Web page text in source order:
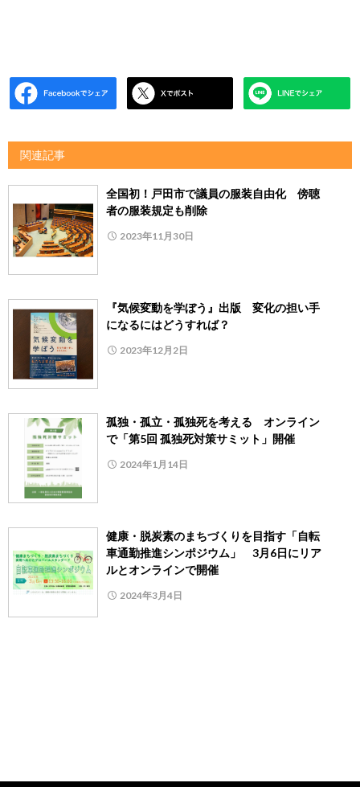
関連記事
全国初！戸田市で議員の服装自由化 傍聴
者の服装規定も削除
2023年11月30日
『気候変動を学ぼう』出版 変化の担い手
になるにはどうすれば？
2023年12月2日
孤独・孤立・孤独死を考える オンライン
で「第5回 孤独死対策サミット」開催
2024年1月14日
健康・脱炭素のまちづくりを目指す「自転
車通勤推進シンポジウム」 3月6日にリア
ルとオンラインで開催
2024年3月4日